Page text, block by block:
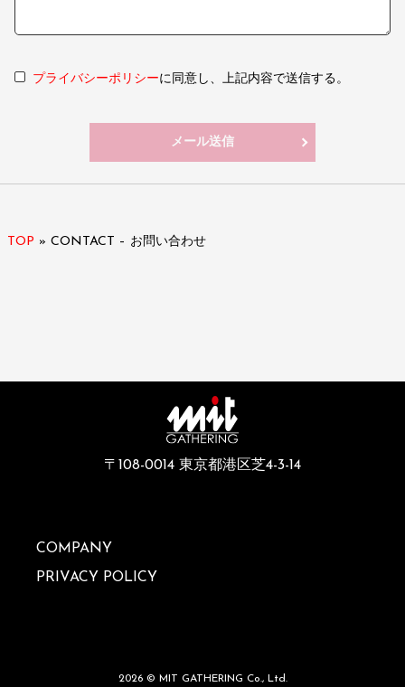
プライバシーポリシーに同意し、上記内容で送信する。
TOP » CONTACT – お問い合わせ
〒108-0014 東京都港区芝4-3-14
COMPANY
PRIVACY POLICY
2026 © MIT GATHERING Co., Ltd.